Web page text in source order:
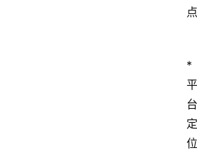
点
*
平
台
定
位